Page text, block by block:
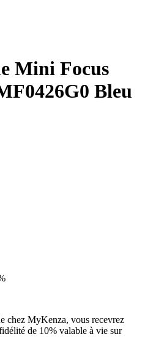
Mini Focus
Bleu
chez MyKenza, vous recevrez
de 10% valable à vie sur